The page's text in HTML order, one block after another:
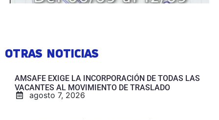
OTRAS NOTICIAS
AMSAFE EXIGE LA INCORPORACIÓN DE TODAS LAS
VACANTES AL MOVIMIENTO DE TRASLADO
agosto 7, 2026